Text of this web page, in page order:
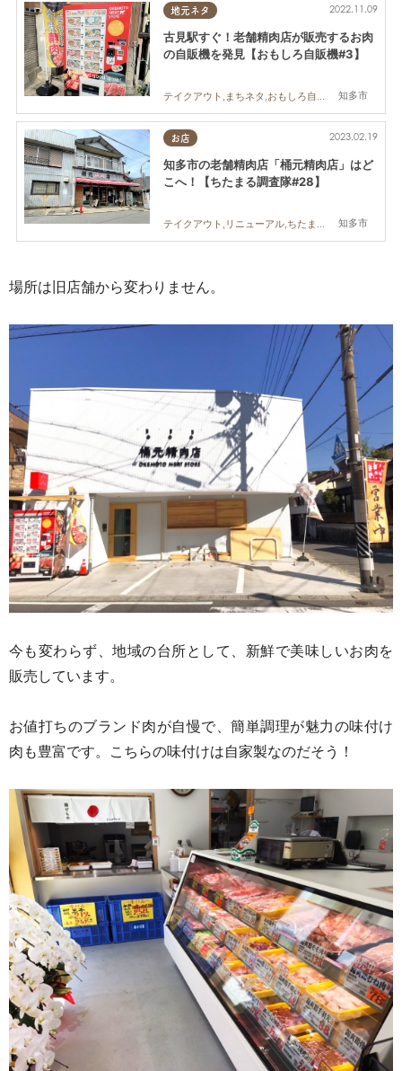
地元ネタ
知多市
2022.11.09
古見駅すぐ！老舗精肉店が販売するお肉
の自販機を発見【おもしろ自販機#3】
テイクアウト,まちネタ,おもしろ自販機,自動販売機
お店
知多市
2023.02.19
知多市の老舗精肉店「桶元精肉店」はど
こへ！【ちたまる調査隊#28】
場所は旧店舗から変わりません。
今も変わらず、地域の台所として、新鮮で美味しいお肉を
販売しています。
お値打ちのブランド肉が自慢で、簡単調理が魅力の味付け
肉も豊富です。こちらの味付けは自家製なのだそう！